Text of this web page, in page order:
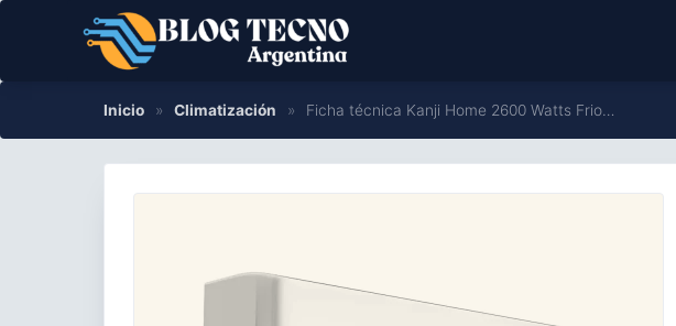
Inicio » Climatización » Ficha técnica Kanji Home 2600 Watts Frio…